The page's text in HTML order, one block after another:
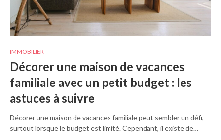
IMMOBILIER
Décorer une maison de vacances
familiale avec un petit budget : les
astuces à suivre
Décorer une maison de vacances familiale peut sembler un défi,
surtout lorsque le budget est limité. Cependant, il existe de…